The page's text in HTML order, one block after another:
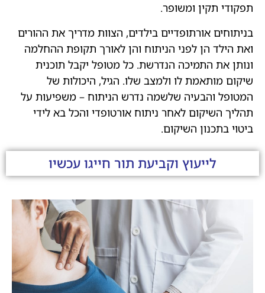
תפקודי תקין ומשופר.
בניתוחים אורתופדיים בילדים, הצוות מדריך את ההורים
ואת הילד הן לפני הניתוח והן לאורך תקופת ההחלמה
ונותן את התמיכה הנדרשת. כל מטופל יקבל תוכנית
שיקום מותאמת לו ולמצב שלו. הגיל, היכולות של
המטופל והבעיה שלשמה נדרש הניתוח – משפיעות על
תהליך השיקום לאחר ניתוח אורטופדי והכל בא לידי
ביטוי בתכנון השיקום.
לייעוץ וקביעת תור חייגו עכשיו